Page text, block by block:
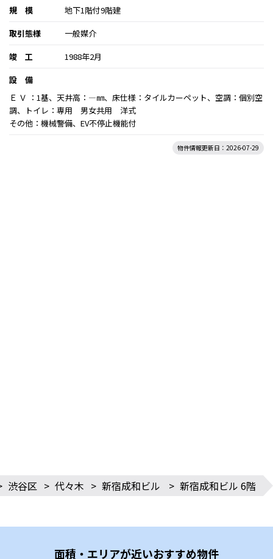
規 模
地下1階付9階建
取引態様
一般媒介
竣 工
1988年2月
設 備
Ｅ Ｖ ：1基、天井高：―㎜、床仕様：タイルカーペット、空調：個別空
調、トイレ：専用 男女共用 洋式
その他：機械警備、EV不停止機能付
物件情報更新日：2026-07-29
渋谷区 > 代々木 > 新宿成和ビル > 新宿成和ビル 6階
面積・エリアが近いおすすめ物件